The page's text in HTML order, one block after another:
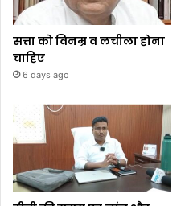
सत्ता को विनम्र व लचीला होना
चाहिए
6 days ago